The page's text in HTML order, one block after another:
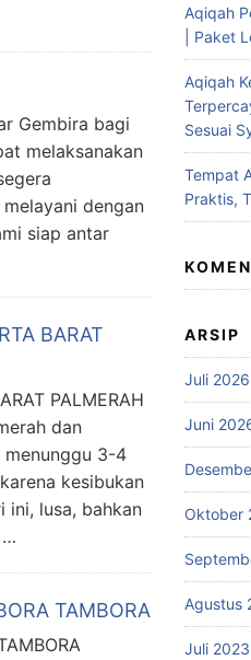
Gembira bagi
melaksanakan
dengan
siap antar
BARAT
PALMERAH
dan
menunggu 3-4
kesibukan
ini, lusa, bahkan
…
TAMBORA
Aqiqah
| Paket
Aqiqah
Sesuai
Tempat
Praktis,
ARSIP
Juli 2026
Juni
Oktober
Agustus
Juli 2023